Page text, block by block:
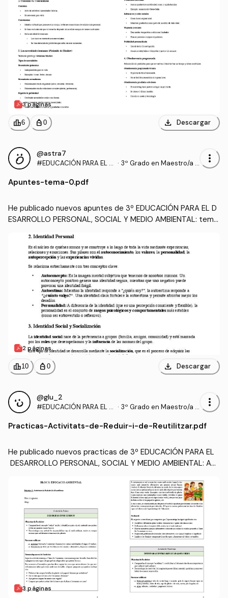
3 páginas
leaderboard6 personal_bag 0 download Descargar
@astra7
#EDUCACIÓN PARA EL D
SOCIAL Y MEDIO AMBIEN
· 3º Grado en Maestro/a d
more_vert
Apuntes-tema-0.pdf
He publicado nuevos apuntes de 3º EDUCACIÓN PARA EL D
ESARROLLO PERSONAL, SOCIAL Y MEDIO AMBIENTAL: tema
2 páginas
leaderboard10 personal_bag 0 download Descargar
@glu_2
#EDUCACIÓN PARA EL D
SOCIAL Y MEDIO AMBIEN
· 3º Grado en Maestro/a d
more_vert
Practicas-Activitats-de-Reduir-i-de-Reutilitzar.pdf
He publicado nuevos practicas de 3º EDUCACIÓN PARA EL
DESARROLLO PERSONAL, SOCIAL Y MEDIO AMBIENTAL: Act
3 páginas